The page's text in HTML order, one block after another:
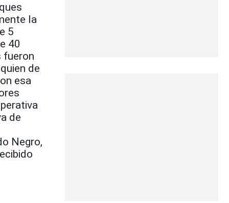
la
5
40
fueron
de
esa
de
Negro,